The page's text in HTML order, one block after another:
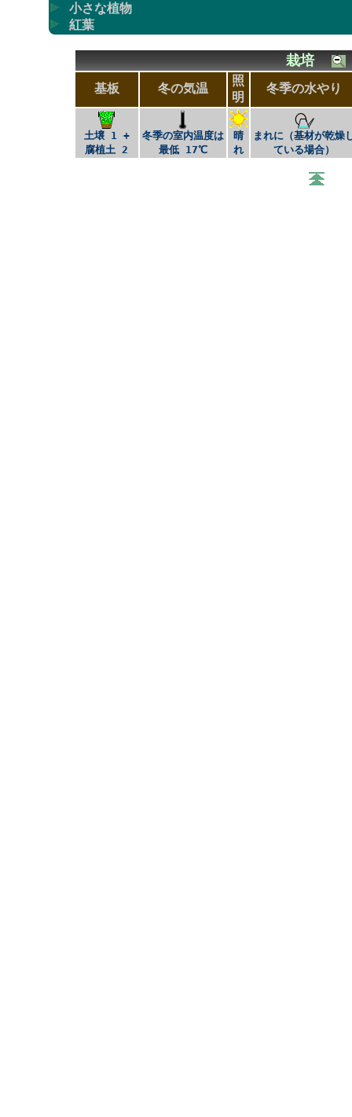
小さな植物
紅葉
栽培
基板 冬の気温
照
明
冬季の水やり
土壌 1 +
腐植土 2
冬季の室内温度は
最低 17℃
晴
れ
まれに（基材が乾燥
ている場合）